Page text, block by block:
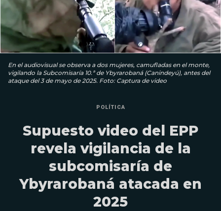
En el audiovisual se observa a dos mujeres, camufladas en el monte,
vigilando la Subcomisaría 10.ª de Ybyrarobaná (Canindeyú), antes del
ataque del 3 de mayo de 2025. Foto: Captura de video
POLÍTICA
Supuesto video del EPP
revela vigilancia de la
subcomisaría de
Ybyrarobaná atacada en
2025